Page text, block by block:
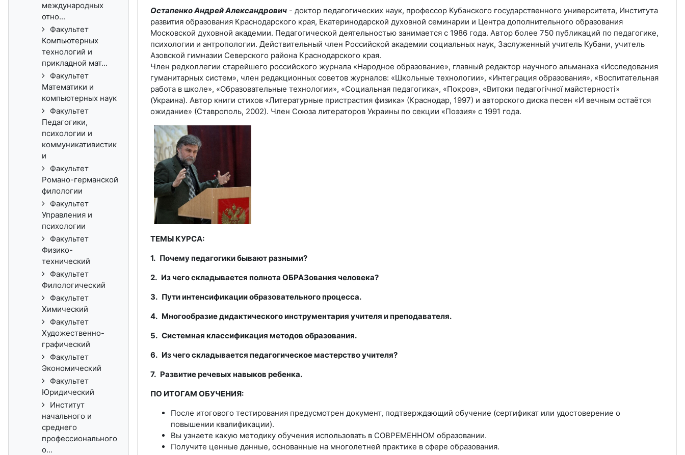
Остапенко Андрей Александрович - доктор педагогических наук, профессор Кубанского государственного университета, Института
развития образования Краснодарского края, Екатеринодарской духовной семинарии и Центра дополнительного образования
Московской духовной академии. Педагогической деятельностью занимается с 1986 года. Автор более 750 публикаций по педагогике,
психологии и антропологии. Действительный член Российской академии социальных наук, Заслуженный учитель Кубани, учитель
Азовской гимназии Северского района Краснодарского края.
Член редколлегии старейшего российского журнала «Народное образование», главный редактор научного альманаха «Исследования
гуманитарных систем», член редакционных советов журналов: «Школьные технологии», «Интеграция образования», «Воспитательная
работа в школе», «Образовательные технологии», «Социальная педагогика», «Покров», «Витоки педагогiчної майстерностi»
(Украина). Автор книги стихов «Литературные пристрастия физика» (Краснодар, 1997) и авторского диска песен «И вечным остаётся
ожидание» (Ставрополь, 2002). Член Союза литераторов Украины по секции «Поэзия» с 1991 года.
ТЕМЫ КУРСА:
1. Почему педагогики бывают разными?
2. Из чего складывается полнота ОБРАЗования человека?
3. Пути интенсификации образовательного процесса.
4. Многообразие дидактического инструментария учителя и преподавателя.
5. Системная классификация методов образования.
6. Из чего складывается педагогическое мастерство учителя?
7. Развитие речевых навыков ребенка.
ПО ИТОГАМ ОБУЧЕНИЯ:
После итогового тестирования предусмотрен документ, подтверждающий обучение (сертификатили удостоверение о
повышении квалификации).
Вы узнаете какую методику обучения использовать в СОВРЕМЕННОМ образовании.
Получите ценные данные, основанные на многолетней практике в сфере образования.
международных
отно...
Факультет
Компьютерных
технологий и
прикладной мат...
Факультет
Математики и
компьютерных наук
Факультет
Педагогики,
психологии и
коммуникативистик
и
Факультет
Романо-германской
филологии
Факультет
Управления и
психологии
Факультет
Физико-
технический
Факультет
Филологический
Факультет
Химический
Факультет
Художественно-
графический
Факультет
Экономический
Факультет
Юридический
Институт
начального и
среднего
профессионального
о...